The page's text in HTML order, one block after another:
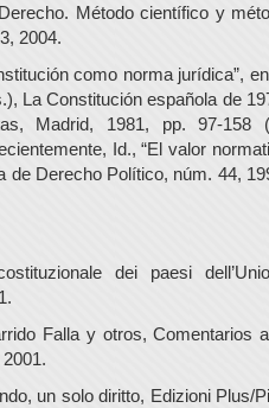
Método científico y
2004.
como norma jurídica”,
La Constitución española de
Madrid, 1981, pp. 97-158
Id., “El valor
de Derecho Político, núm. 44,
dei paesi
Falla y otros, Comentarios
un solo diritto, Edizioni Plus/